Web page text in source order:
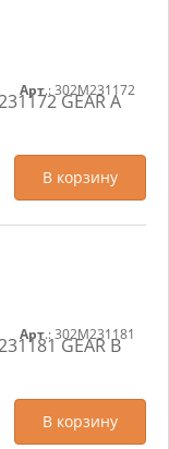
GEAR A
Арт.: 302M231172
В корзину
GEAR B
Арт.: 302M231181
В корзину